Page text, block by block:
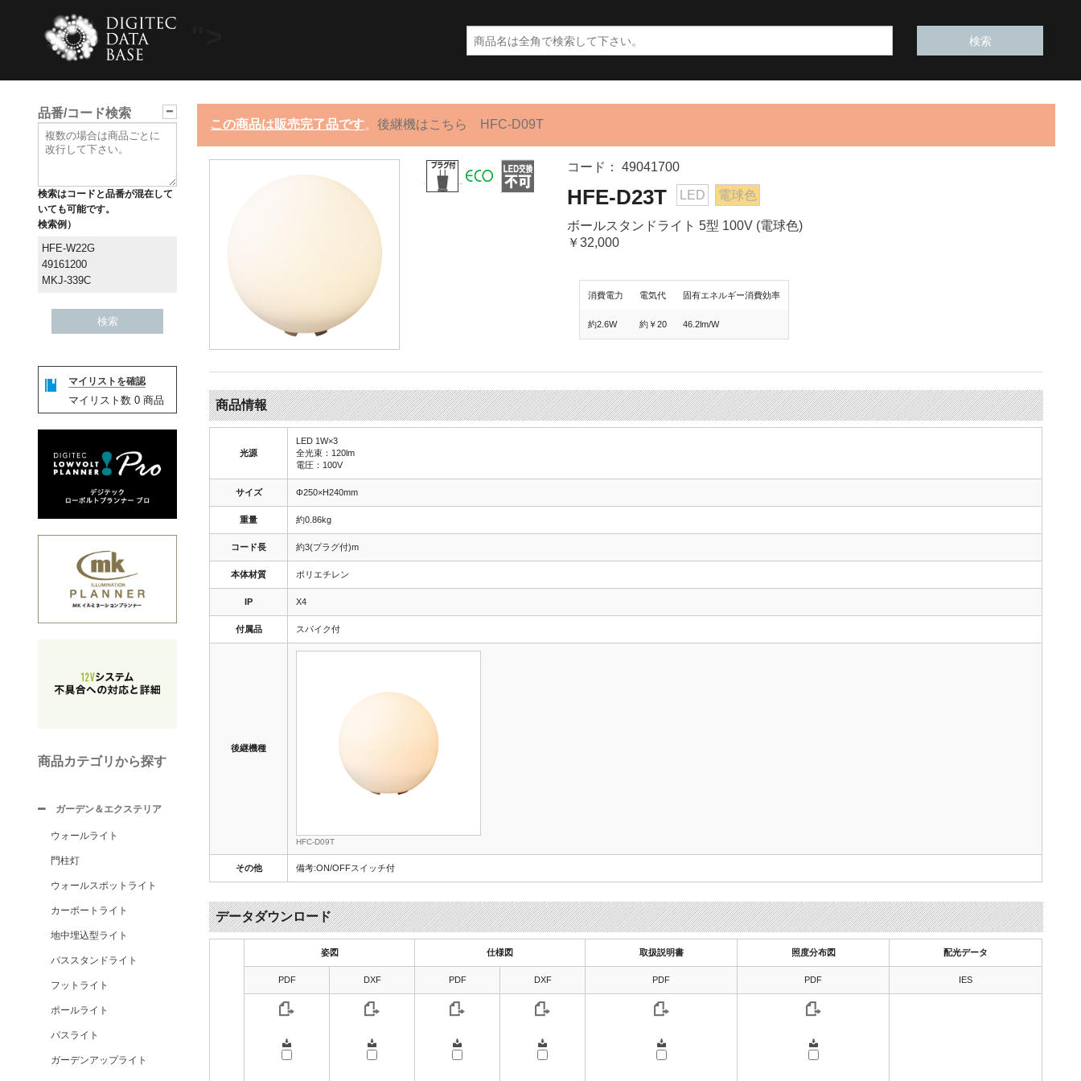
品番/コード検索
検索はコードと品番が混在して
いても可能です。
検索例）
HFE-W22G
49161200
MKJ-339C
マイリストを確認
マイリスト数 0 商品
商品カテゴリから探す
ガーデン＆エクステリア
ウォールライト
門柱灯
ウォールスポットライト
カーポートライト
地中埋込型ライト
パススタンドライト
フットライト
ポールライト
パスライト
ガーデンアップライト
この商品は販売完了品です。後継機はこちら HFC-D09T
コード： 49041700
HFE-D23T LED 電球色
ボールスタンドライト 5型 100V (電球色)
￥32,000
消費電力 電気代 固有エネルギー消費効率
約2.6W 約￥20 46.2lm/W
商品情報
光源
LED 1W×3
全光束：120lm
電圧：100V
サイズ Φ250×H240mm
重量 約0.86kg
コード長 約3(プラグ付)m
本体材質 ポリエチレン
IP X4
付属品 スパイク付
後継機種
HFC-D09T
その他 備考:ON/OFFスイッチ付
データダウンロード
姿図 仕様図 取扱説明書 照度分布図 配光データ
PDF DXF PDF DXF PDF PDF IES